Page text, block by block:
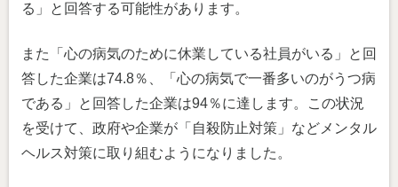
る」と回答する可能性があります。
また「心の病気のために休業している社員がいる」と回
答した企業は74.8％、「心の病気で一番多いのがうつ病
である」と回答した企業は94％に達します。この状況
を受けて、政府や企業が「自殺防止対策」などメンタル
ヘルス対策に取り組むようになりました。